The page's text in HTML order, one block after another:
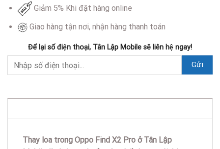
Giảm 5% Khi đặt hàng online
Giao hàng tận nơi, nhận hàng thanh toán
Để lại số điện thoại, Tân Lập Mobile sẽ liên hệ ngay!
Thay loa trong Oppo Find X2 Pro ở Tân Lập